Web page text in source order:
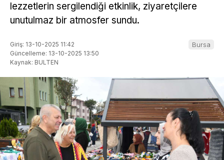
lezzetlerin sergilendiği etkinlik, ziyaretçilere
unutulmaz bir atmosfer sundu.
Giriş: 13-10-2025 11:42
Güncelleme: 13-10-2025 13:50
Kaynak: BULTEN
Bursa